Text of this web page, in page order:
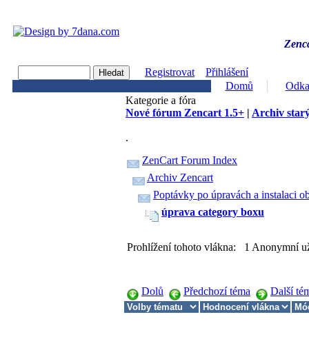
Registrovat
Přihlášení
Domů
Kategorie a fóra
Nové fórum Zencart 1.5+ | Archiv
.
ZenCart Forum Index
Archiv Zencart
Poptávky po úpravách a instalaci
úprava category boxu
Prohlížení tohoto vlákna: 1 Anonymní
Dolů Předchozí téma Další